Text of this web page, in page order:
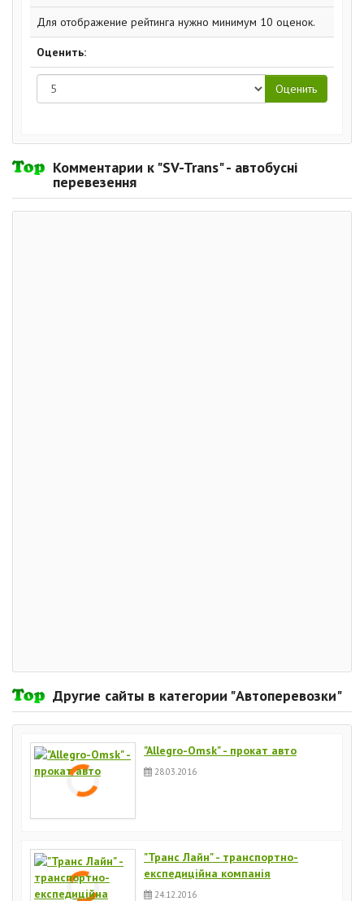
Для отображение рейтинга нужно минимум 10 оценок.
Оценить:
Комментарии к "SV-Trans" - автобусні
перевезення
Другие сайты в категории "Автоперевозки"
"Allegro-Omsk" - прокат авто
28.03.2016
"Транс Лайн" - транспортно-
експедиційна компанія
24.12.2016